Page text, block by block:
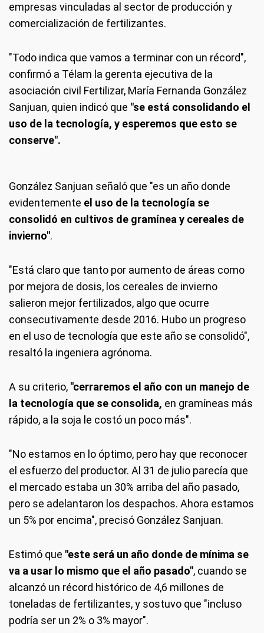
empresas vinculadas al sector de producción y
comercialización de fertilizantes.
"Todo indica que vamos a terminar con un récord",
confirmó a Télam la gerenta ejecutiva de la
asociación civil Fertilizar, María Fernanda González
Sanjuan, quien indicó que "se está consolidando el
uso de la tecnología, y esperemos que esto se
conserve".
González Sanjuan señaló que "es un año donde
evidentemente el uso de la tecnología se
consolidó en cultivos de gramínea y cereales de
invierno".
"Está claro que tanto por aumento de áreas como
por mejora de dosis, los cereales de invierno
salieron mejor fertilizados, algo que ocurre
consecutivamente desde 2016. Hubo un progreso
en el uso de tecnología que este año se consolidó",
resaltó la ingeniera agrónoma.
A su criterio, "cerraremos el año con un manejo de
la tecnología que se consolida, en gramíneas más
rápido, a la soja le costó un poco más".
"No estamos en lo óptimo, pero hay que reconocer
el esfuerzo del productor. Al 31 de julio parecía que
el mercado estaba un 30% arriba del año pasado,
pero se adelantaron los despachos. Ahora estamos
un 5% por encima", precisó González Sanjuan.
Estimó que "este será un año donde de mínima se
va a usar lo mismo que el año pasado", cuando se
alcanzó un récord histórico de 4,6 millones de
toneladas de fertilizantes, y sostuvo que "incluso
podría ser un 2% o 3% mayor".